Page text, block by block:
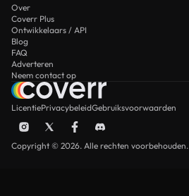
Over
Coverr Plus
Ontwikkelaars / API
Blog
FAQ
Adverteren
Neem contact op
LicentiePrivacybeleidGebruiksvoorwaarden
Copyright © 2026. Alle rechten voorbehouden.